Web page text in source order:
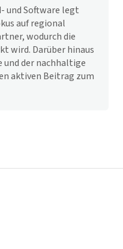
und Software legt
auf regional
wodurch die
wird. Darüber hinaus
der nachhaltige
aktiven Beitrag zum